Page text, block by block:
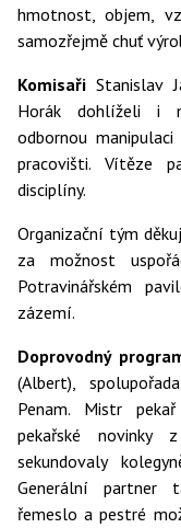
hmotnost, objem,
samozřejmě chuť
KomisařiStanislav
Horák dohlíželi i
odbornou
pracovišti. Vítěze
disciplíny.
Organizační tým
za možnost
Potravinářském
zázemí.
Doprovodný
(Albert),
Penam. Mistr
pekařské novinky
sekundovaly
Generální partner
řemeslo a pestré